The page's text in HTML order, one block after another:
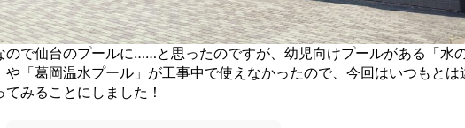
ので仙台のプールに……と思ったのですが、幼児向けプールがある「水
や「葛岡温水プール」が工事中で使えなかったので、今回はいつもとは
てみることにしました！